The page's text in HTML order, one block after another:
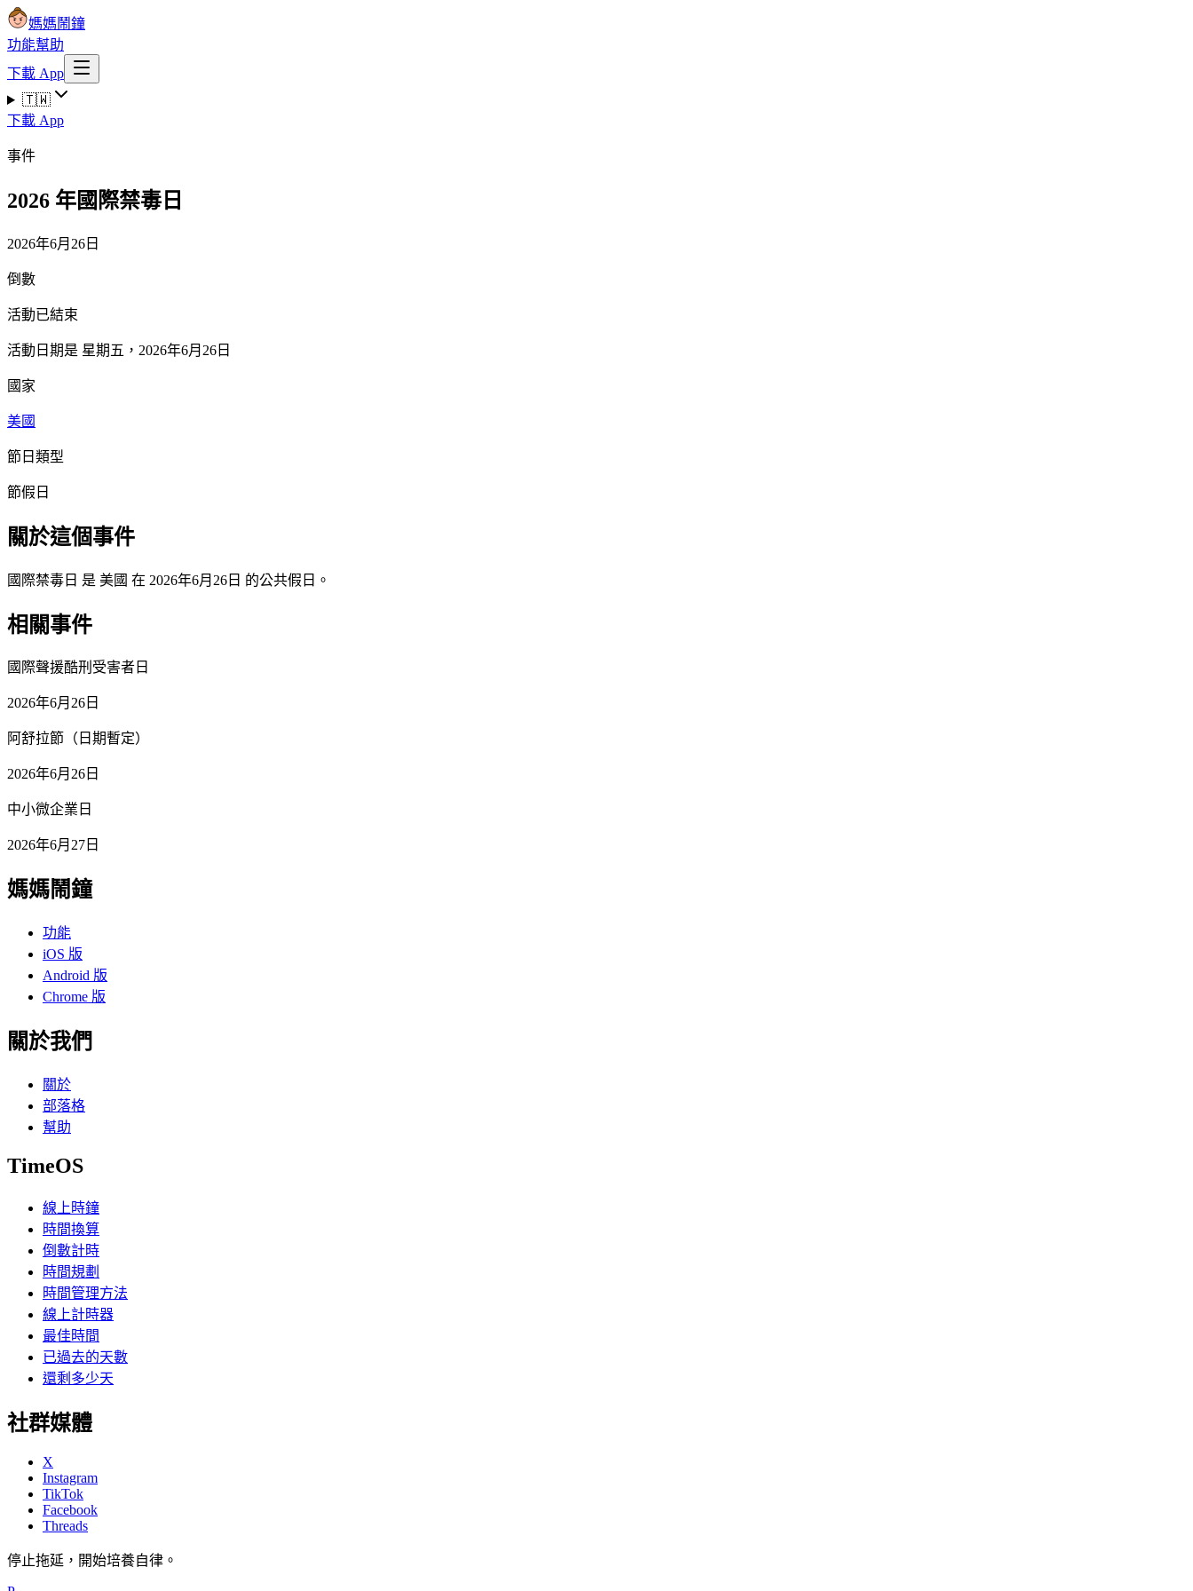
媽媽鬧鐘
功能幫助
下載 App
🇹🇼
下載 App
事件
2026 年國際禁毒日
2026年6月26日
倒數
活動已結束
活動日期是 星期五，2026年6月26日
國家
美國
節日類型
節假日
關於這個事件
國際禁毒日 是 美國 在 2026年6月26日 的公共假日。
相關事件
國際聲援酷刑受害者日
2026年6月26日
阿舒拉節（日期暫定）
2026年6月26日
中小微企業日
2026年6月27日
媽媽鬧鐘
功能
iOS 版
Android 版
Chrome 版
關於我們
關於
部落格
幫助
TimeOS
線上時鐘
時間換算
倒數計時
時間規劃
時間管理方法
線上計時器
最佳時間
已過去的天數
還剩多少天
社群媒體
X
Instagram
TikTok
Facebook
Threads
停止拖延，開始培養自律。